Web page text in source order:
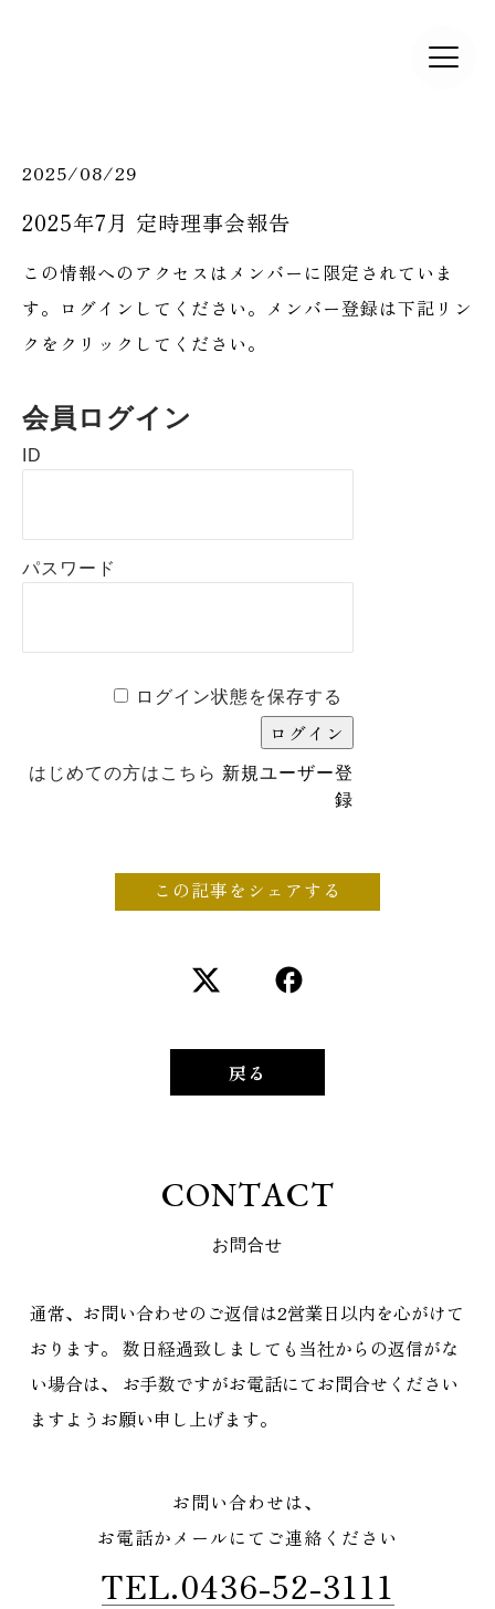
2025/08/29
2025年7月 定時理事会報告
この情報へのアクセスはメンバーに限定されていま
す。ログインしてください。メンバー登録は下記リン
クをクリックしてください。
会員ログイン
ID
パスワード
ログイン状態を保存する
はじめての方はこちら 新規ユーザー登
録
この記事をシェアする
戻る
CONTACT
お問合せ
通常、お問い合わせのご返信は2営業日以内を心がけて
おります。 数日経過致しましても当社からの返信がな
い場合は、
お手数ですがお電話にてお問合せください
ますようお願い申し上げます。
お問い合わせは、
お電話かメールにてご連絡ください
TEL.0436-52-3111